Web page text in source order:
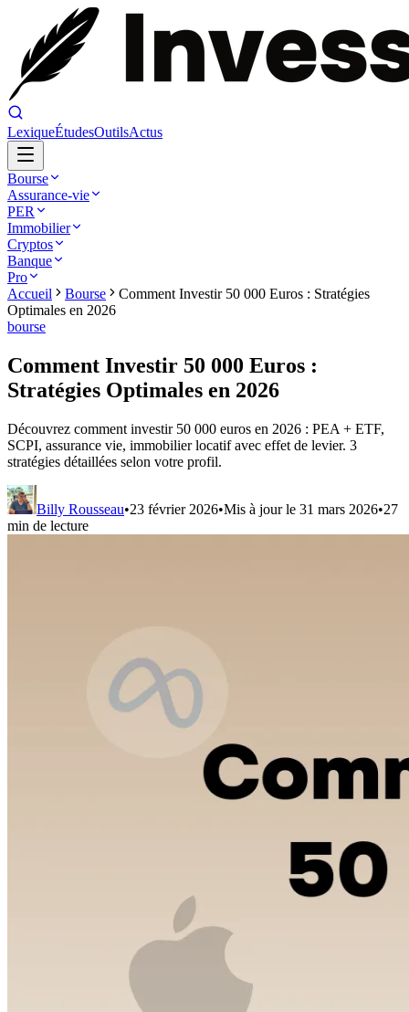
LexiqueÉtudesOutilsActus
Bourse
Assurance-vie
PER
Immobilier
Cryptos
Banque
Pro
Accueil
Bourse
Comment Investir 50 000 Euros : Stratégies
Optimales en 2026
bourse
Comment Investir 50 000 Euros :
Stratégies Optimales en 2026
Découvrez comment investir 50 000 euros en 2026 : PEA + ETF,
SCPI, assurance vie, immobilier locatif avec effet de levier. 3
stratégies détaillées selon votre profil.
Billy Rousseau•23 février 2026•Mis à jour le 31 mars 2026•27
min de lecture